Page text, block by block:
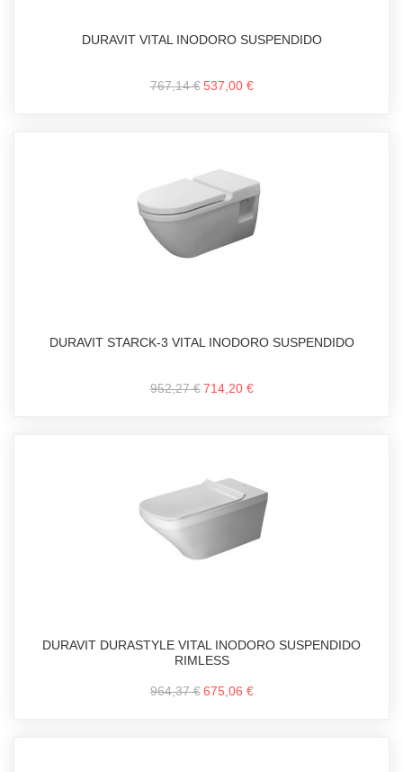
DURAVIT VITAL INODORO SUSPENDIDO
767,14 € 537,00 €
DURAVIT STARCK-3 VITAL INODORO SUSPENDIDO
952,27 € 714,20 €
DURAVIT DURASTYLE VITAL INODORO SUSPENDIDO
RIMLESS
964,37 € 675,06 €